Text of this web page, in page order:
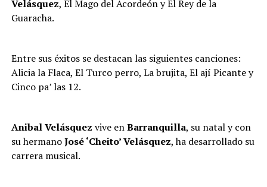
Velásquez, El Mago del Acordeón y El Rey de la
Guaracha.
Entre sus éxitos se destacan las siguientes canciones:
Alicia la Flaca, El Turco perro, La brujita, El ají Picante y
Cinco pa’ las 12.
Anibal Velásquez vive enBarranquilla, su natal y con
su hermanoJosé ‘Cheito’ Velásquez, ha desarrollado su
carrera musical.